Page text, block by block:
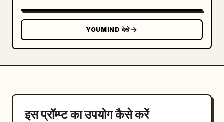
YOUMIND देखें
इस प्रॉम्प्ट का उपयोग कैसे करें